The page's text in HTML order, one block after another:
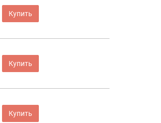
Купить
Купить
Купить